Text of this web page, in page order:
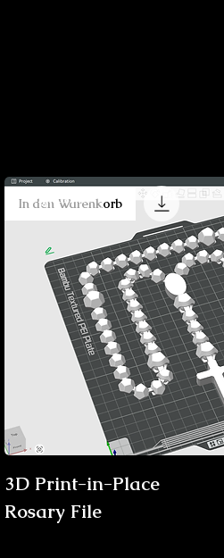
In den Warenkorb
Digital File
3D Print-in-Place
Rosary File